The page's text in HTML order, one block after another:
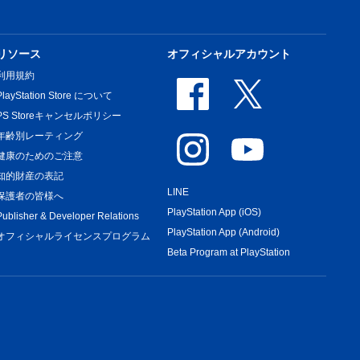
ソース
用規約
Store について
Storeキャンセルポリシー
齢別レーティング
康のためのご注意
的財産の表記
護者の皆様へ
& Developer Relations
フィシャルライセンスプログラム
オフィシャルアカウント
LINE
PlayStation App (iOS)
PlayStation App (Android)
Beta Program at PlayStation